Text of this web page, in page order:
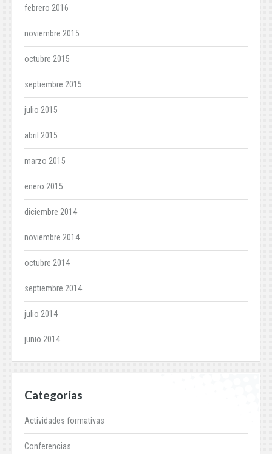
febrero 2016
noviembre 2015
octubre 2015
septiembre 2015
julio 2015
abril 2015
marzo 2015
enero 2015
diciembre 2014
noviembre 2014
octubre 2014
septiembre 2014
julio 2014
junio 2014
Categorías
Actividades formativas
Conferencias